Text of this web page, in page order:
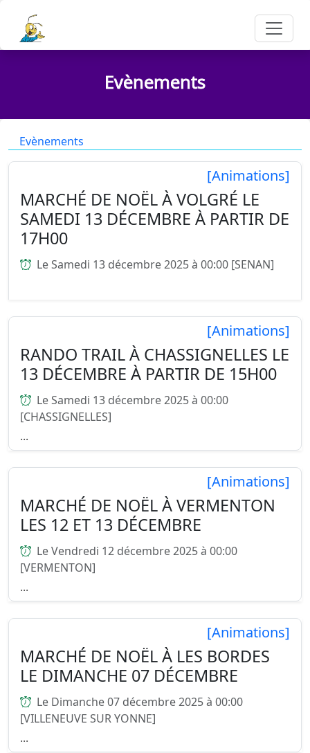
Evènements
Evènements
[Animations]
MARCHÉ DE NOËL À VOLGRÉ LE
SAMEDI 13 DÉCEMBRE À PARTIR DE
17H00
Le Samedi 13 décembre 2025 à 00:00 [SENAN]
[Animations]
RANDO TRAIL À CHASSIGNELLES LE
13 DÉCEMBRE À PARTIR DE 15H00
Le Samedi 13 décembre 2025 à 00:00
[CHASSIGNELLES]
...
[Animations]
MARCHÉ DE NOËL À VERMENTON
LES 12 ET 13 DÉCEMBRE
Le Vendredi 12 décembre 2025 à 00:00
[VERMENTON]
...
[Animations]
MARCHÉ DE NOËL À LES BORDES
LE DIMANCHE 07 DÉCEMBRE
Le Dimanche 07 décembre 2025 à 00:00
[VILLENEUVE SUR YONNE]
...